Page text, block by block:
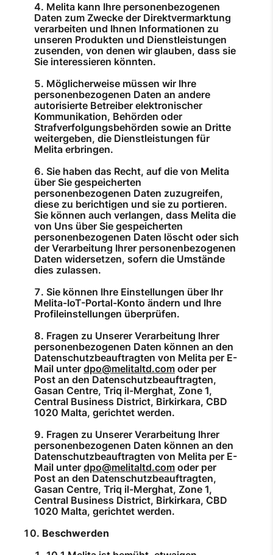
Melita kann Ihre personenbezogenen
Daten zum Zwecke der Direktvermarktung
verarbeiten und Ihnen Informationen zu
unseren Produkten und Dienstleistungen
zusenden, von denen wir glauben, dass sie
Sie interessieren könnten.
Möglicherweise müssen wir Ihre
personenbezogenen Daten an andere
autorisierte Betreiber elektronischer
Kommunikation, Behörden oder
Strafverfolgungsbehörden sowie an Dritte
weitergeben, die Dienstleistungen für
Melita erbringen.
Sie haben das Recht, auf die von Melita
über Sie gespeicherten
personenbezogenen Daten zuzugreifen,
diese zu berichtigen und sie zu portieren.
Sie können auch verlangen, dass Melita die
von Uns über Sie gespeicherten
personenbezogenen Daten löscht oder sich
der Verarbeitung Ihrer personenbezogenen
Daten widersetzen, sofern die Umstände
dies zulassen.
Sie können Ihre Einstellungen über Ihr
Melita-IoT-Portal-Konto ändern und Ihre
Profileinstellungen überprüfen.
Fragen zu Unserer Verarbeitung Ihrer
personenbezogenen Daten können an den
Datenschutzbeauftragten von Melita per E-
Mail unter dpo@melitaltd.com oder per
Post an den Datenschutzbeauftragten,
Gasan Centre, Triq il-Merghat, Zone 1,
Central Business District, Birkirkara, CBD
1020 Malta, gerichtet werden.
Fragen zu Unserer Verarbeitung Ihrer
personenbezogenen Daten können an den
Datenschutzbeauftragten von Melita per E-
Mail unter dpo@melitaltd.com oder per
Post an den Datenschutzbeauftragten,
Gasan Centre, Triq il-Merghat, Zone 1,
Central Business District, Birkirkara, CBD
1020 Malta, gerichtet werden.
Beschwerden